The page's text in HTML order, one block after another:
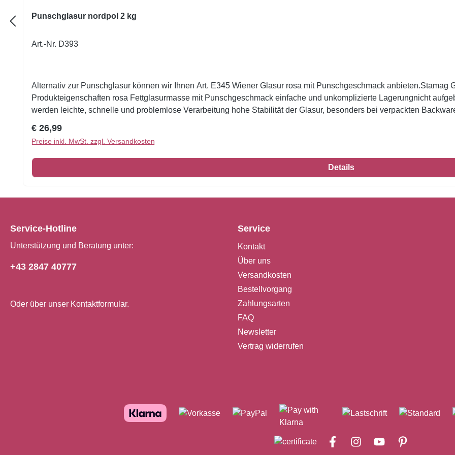
Punschglasur nordpol 2 kg
Art.-Nr. D393
Alternativ zur Punschglasur können wir Ihnen Art. E345 Wiener Glasur rosa mit Punschgeschmack anbieten.Stamag Glasur rosa:hervorragende Verarbeitungs- und
Produkteigenschaften rosa Fettglasurmasse mit Punschgeschmack einfache und unkomplizierte Lagerungnicht aufgebrauchte Glasur kann jederzeit weiterverarbeitet
werden leichte, schnelle und problemlose Verarbeitung hohe Stabilität der Glasur, besonders bei verpackten
Regulärer Preis:
€ 26,99
Preise inkl. MwSt. zzgl. Versandkosten
Details
Service-Hotline
Unterstützung und Beratung unter:
+43 2847 40777
Oder über unser Kontaktformular.
Service
Kontakt
Über uns
Versandkosten
Bestellvorgang
Zahlungsarten
FAQ
Newsletter
Vertrag widerrufen